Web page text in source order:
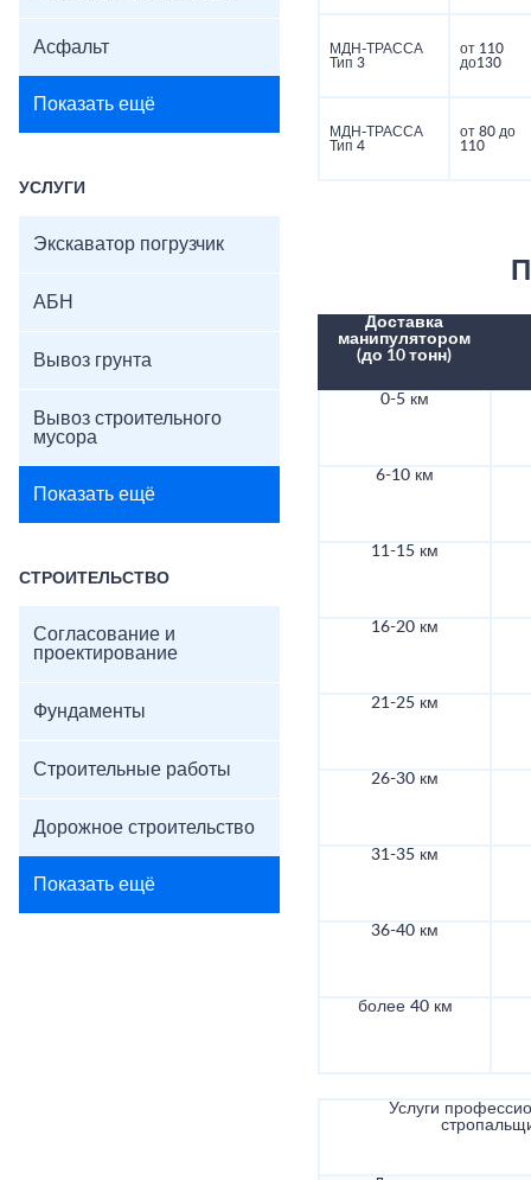
Асфальт
Показать ещё
УСЛУГИ
Экскаватор погрузчик
АБН
Вывоз грунта
Вывоз строительного
мусора
Показать ещё
СТРОИТЕЛЬСТВО
Согласование и
проектирование
Фундаменты
Строительные работы
Дорожное строительство
Показать ещё
МДН-ТРАССА
Тип 3
от 110
до130
МДН-ТРАССА
Тип 4
от 80 до
110
Доставка
манипулятором
(до 10 тонн)
0-5 км
6-10 км
11-15 км
16-20 км
21-25 км
26-30 км
31-35 км
36-40 км
более 40 км
Услуги